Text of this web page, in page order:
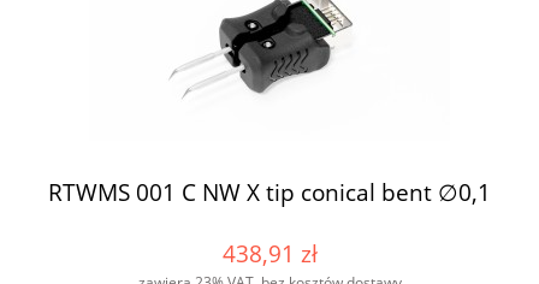
RTWMS 001 C NW X tip conical bent ∅0,1
438,91 zł